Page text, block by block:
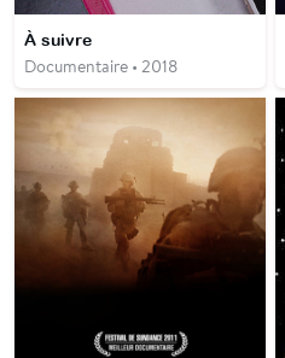
À suivre
Documentaire • 2018